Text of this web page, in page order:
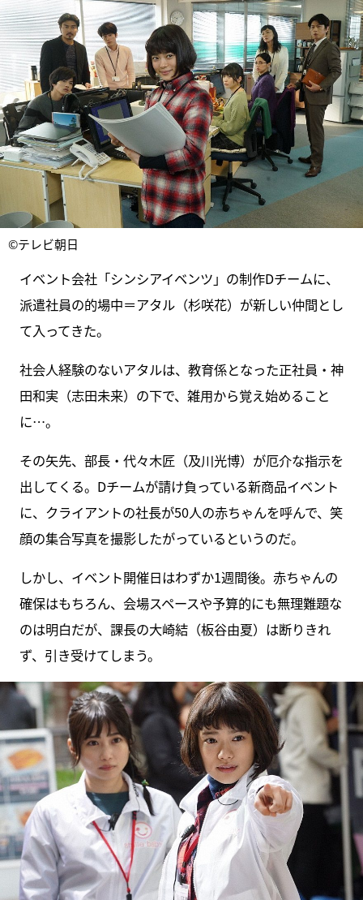
©テレビ朝日
イベント会社「シンシアイベンツ」の制作Dチームに、
派遣社員の的場中＝アタル（杉咲花）が新しい仲間とし
て入ってきた。
社会人経験のないアタルは、教育係となった正社員・神
田和実（志田未来）の下で、雑用から覚え始めること
に…。
その矢先、部長・代々木匠（及川光博）が厄介な指示を
出してくる。Dチームが請け負っている新商品イベント
に、クライアントの社長が50人の赤ちゃんを呼んで、笑
顔の集合写真を撮影したがっているというのだ。
しかし、イベント開催日はわずか1週間後。赤ちゃんの
確保はもちろん、会場スペースや予算的にも無理難題な
のは明白だが、課長の大崎結（板谷由夏）は断りきれ
ず、引き受けてしまう。